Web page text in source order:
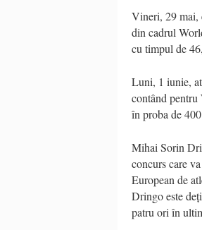
Vineri, 29 mai,
din cadrul
cu timpul de
Luni, 1 iunie,
contând pentru
în proba de
Mihai Sorin
concurs care
European de
Dringo este
patru ori în